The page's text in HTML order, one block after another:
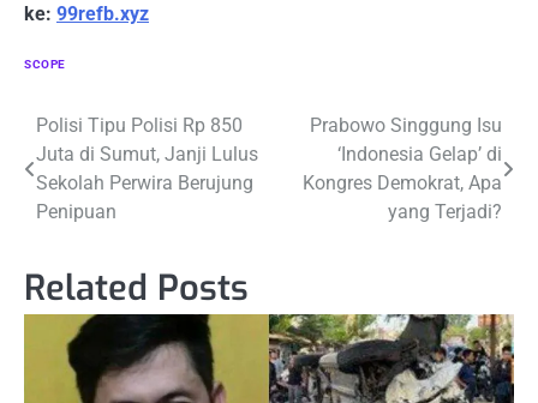
ke: 99refb.xyz
SCOPE
Navigasi
pos
Polisi Tipu Polisi Rp 850
Juta di Sumut, Janji Lulus
Sekolah Perwira Berujung
Penipuan
Prabowo Singgung Isu
‘Indonesia Gelap’ di
Kongres Demokrat, Apa
yang Terjadi?
Related Posts